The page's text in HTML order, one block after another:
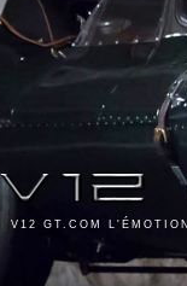
V12 GT.COM